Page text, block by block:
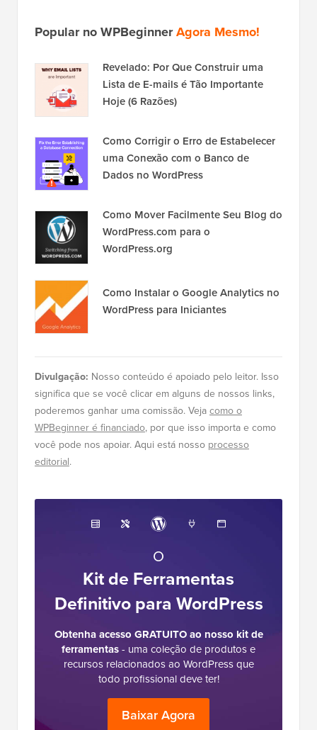
Popular no WPBeginnerAgora Mesmo!
Revelado: Por Que Construir uma
Lista de E-mails é Tão Importante
Hoje (6 Razões)
Como Corrigir o Erro de Estabelecer
uma Conexão com o Banco de
Dados no WordPress
Como Mover Facilmente Seu Blog do
WordPress.com para o
WordPress.org
Como Instalar o Google Analytics no
WordPress para Iniciantes
Divulgação: Nosso conteúdo é apoiado pelo leitor. Isso
significa que se você clicar em alguns de nossos links,
poderemos ganhar uma comissão. Vejacomo o
WPBeginner é financiado, por que isso importa e como
você pode nos apoiar. Aqui está nosso processo
editorial.
O
Kit de Ferramentas
Definitivo para WordPress
Obtenha acesso GRATUITO ao nosso kit de
ferramentas- uma coleção de produtos e
recursos relacionados ao WordPress que
todo profissional deve ter!
Baixar Agora